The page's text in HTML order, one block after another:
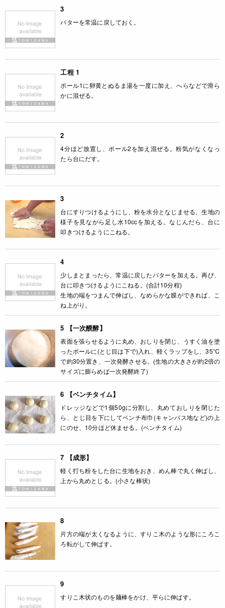
3
バターを常温に戻しておく。
工程 1
ボール1に卵黄とぬるま湯を一度に加え、へらなどで滑ら
かに混ぜる。
2
4分ほど放置し、ボール2を加え混ぜる。粉気がなくなっ
たら台にだす。
3
台にすりつけるようにし、粉を水分となじませる。生地の
様子を見ながら足し水10ccを加える。なじんだら、台に
叩きつけるようにこねる。
4
少しまとまったら、常温に戻したバターを加える。再び、
台に叩きつけるようにこねる。(合計10分程)
生地の端をつまんで伸ばし、なめらかな膜ができれば、こ
ね上がり。
5 【一次醗酵】
表面を張らせるように丸め、おしりを閉じ、うすく油を塗
ったボールに(とじ目は下で)入れ、軽くラップをし、35℃
で約30分置き、一次発酵させる。(生地の大きさが約2倍の
サイズに膨らめば一次発酵終了)
6 【ベンチタイム】
ドレッジなどで1個50gに分割し、丸めておしりを閉じた
ら、とじ目を下にしてベンチ布巾(キャンバス地など)の上
にのせ、10分ほど休ませる。(ベンチタイム)
7 【成形】
軽く打ち粉をした台に生地をおき、めん棒で丸く伸ばし、
上から丸めとじる。(小さな棒状)
8
片方の端が太くなるように、すりこ木のような形にころこ
ろ転がして伸ばす。
9
すりこ木状のものを麺棒をかけ、平らに伸ばす。